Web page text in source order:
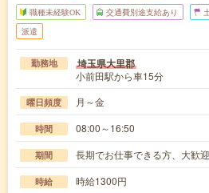
職種未経験OK 交通費別途支給あり
派遣
勤務地 埼玉県大里郡
小前田駅から車15分
曜日頻度 月～金
時間 08:00～16:50
期間 長期でお仕事できる方、大歓迎
時給 時給1300円